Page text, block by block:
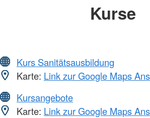
Kurse
Kurs Sanitätsausbildung
Karte: Link zur Google Maps
Kursangebote
Karte: Link zur Google Maps